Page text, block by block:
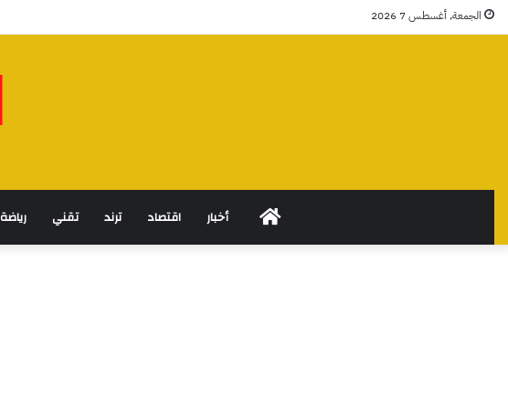
الجمعة, أغسطس 7 2026
الرئيسيةأخبار اقتصاد ترند تقني رياضة